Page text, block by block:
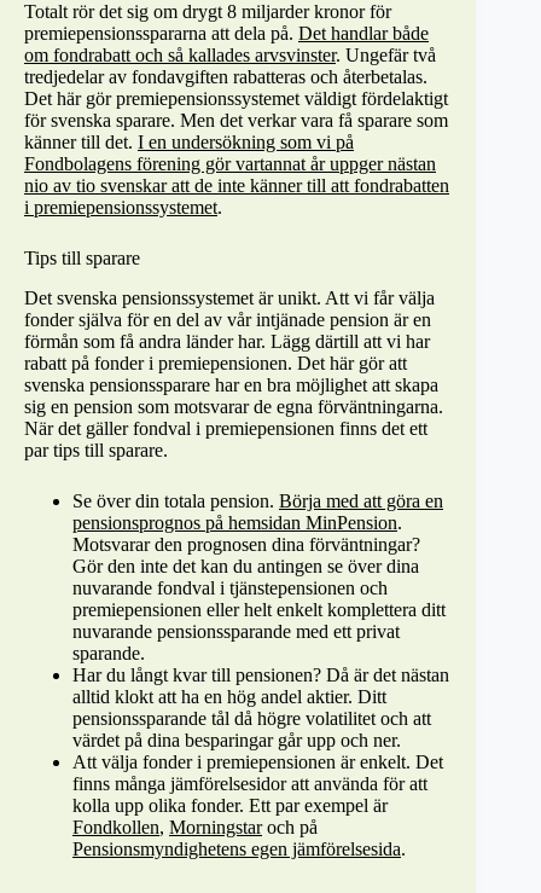
Totalt rör det sig om drygt 8 miljarder kronor för
premiepensionsspararna att dela på. Det handlar både
om fondrabatt och så kallades arvsvinster. Ungefär två
tredjedelar av fondavgiften rabatteras och återbetalas.
Det här gör premiepensionssystemet väldigt fördelaktigt
för svenska sparare. Men det verkar vara få sparare som
känner till det. I en undersökning som vi på
Fondbolagens förening gör vartannat år uppger nästan
nio av tio svenskar att de inte känner till att fondrabatten
i premiepensionssystemet.
Tips till sparare
Det svenska pensionssystemet är unikt. Att vi får välja
fonder själva för en del av vår intjänade pension är en
förmån som få andra länder har. Lägg därtill att vi har
rabatt på fonder i premiepensionen. Det här gör att
svenska pensionssparare har en bra möjlighet att skapa
sig en pension som motsvarar de egna förväntningarna.
När det gäller fondval i premiepensionen finns det ett
par tips till sparare.
Se över din totala pension. Börja med att göra en
pensionsprognos på hemsidan MinPension.
Motsvarar den prognosen dina förväntningar?
Gör den inte det kan du antingen se över dina
nuvarande fondval i tjänstepensionen och
premiepensionen eller helt enkelt komplettera ditt
nuvarande pensionssparande med ett privat
sparande.
Har du långt kvar till pensionen? Då är det nästan
alltid klokt att ha en hög andel aktier. Ditt
pensionssparande tål då högre volatilitet och att
värdet på dina besparingar går upp och ner.
Att välja fonder i premiepensionen är enkelt. Det
finns många jämförelsesidor att använda för att
kolla upp olika fonder. Ett par exempel är
Fondkollen, Morningstaroch på
Pensionsmyndighetens egen jämförelsesida.